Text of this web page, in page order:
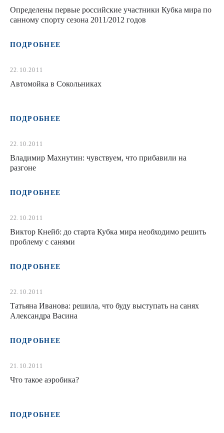
Определены первые российские участники Кубка мира по
санному спорту сезона 2011/2012 годов
ПОДРОБНЕЕ
22.10.2011
Автомойка в Сокольниках
ПОДРОБНЕЕ
22.10.2011
Владимир Махнутин: чувствуем, что прибавили на
разгоне
ПОДРОБНЕЕ
22.10.2011
Виктор Кнейб: до старта Кубка мира необходимо решить
проблему с санями
ПОДРОБНЕЕ
22.10.2011
Татьяна Иванова: решила, что буду выступать на санях
Александра Васина
ПОДРОБНЕЕ
21.10.2011
Что такое аэробика?
ПОДРОБНЕЕ